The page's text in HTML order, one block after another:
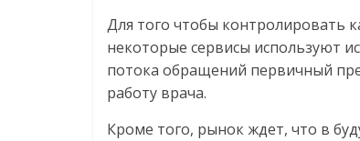
Для того чтобы контролировать
некоторые сервисы используют
потока обращений первичный
работу врача.
Кроме того, рынок ждет, что в